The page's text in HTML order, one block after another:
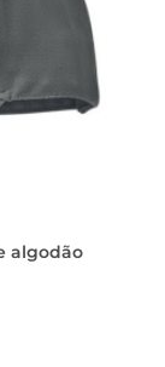
algodão